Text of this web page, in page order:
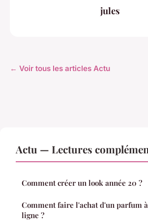
jules
← Voir tous les articles Actu
Actu — Lectures
Comment créer un look année 20 ?
Comment faire l'achat d'un parfum
ligne ?